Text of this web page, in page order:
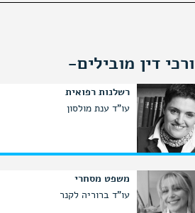
דין מובילים-
רשלנות רפואית
עו"ד ענת מולסון
משפט מסחרי
עו"ד ברוריה לקנר